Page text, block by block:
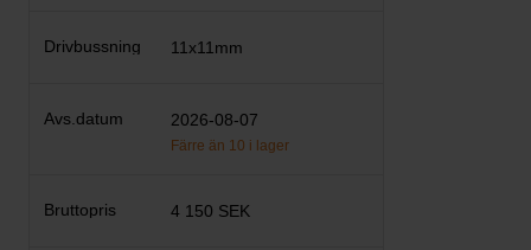
11x11mm
2026-08-07
Färre än 10 i lager
4 150 SEK